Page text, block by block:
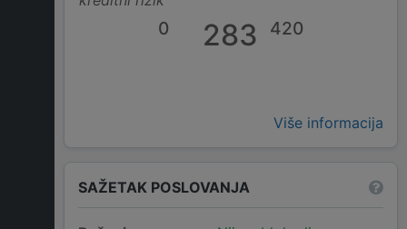
0 283 420
Više informacija
SAŽETAK POSLOVANJA